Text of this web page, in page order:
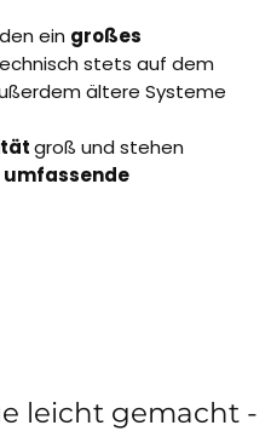
ein großes
stets auf dem
ältere Systeme
groß und stehen
umfassende
leicht gemacht -